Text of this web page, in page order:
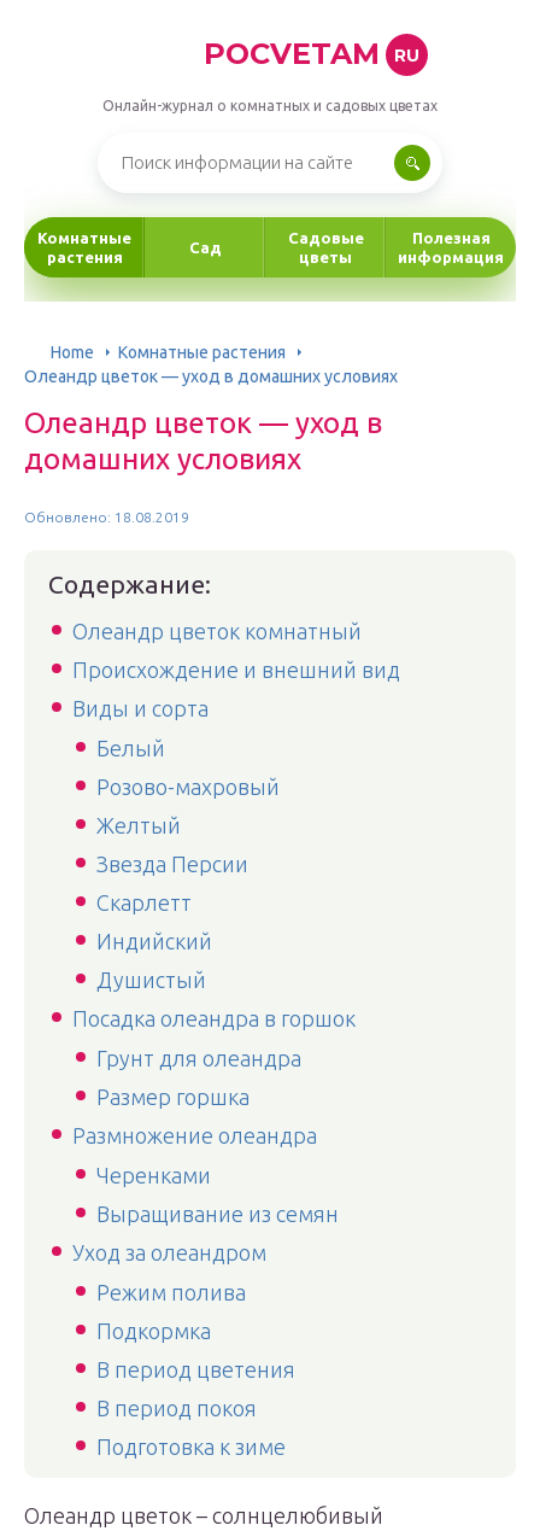
POCVETAM RU
Онлайн-журнал о комнатных и садовых цветах
Комнатные
растения
Сад
Садовые
цветы
Полезная
информация
Home
Комнатные растения
Олеандр цветок — уход в домашних условиях
Олеандр цветок — уход в
домашних условиях
Обновлено: 18.08.2019
Содержание:
Олеандр цветок комнатный
Происхождение и внешний вид
Виды и сорта
Белый
Розово-махровый
Желтый
Звезда Персии
Скарлетт
Индийский
Душистый
Посадка олеандра в горшок
Грунт для олеандра
Размер горшка
Размножение олеандра
Черенками
Выращивание из семян
Уход за олеандром
Режим полива
Подкормка
В период цветения
В период покоя
Подготовка к зиме
Олеандр цветок – солнцелюбивый